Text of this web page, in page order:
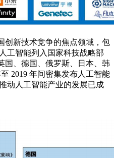
新技术竞争的焦点领域，包
工智能列入国家科技战略部
国、德国、俄罗斯、日本、韩
2019 年间密集发布人工智能
动人工智能产业的发展已成